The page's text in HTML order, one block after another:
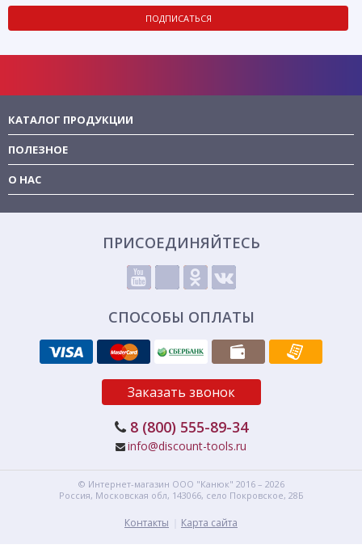
ПОДПИСАТЬСЯ
КАТАЛОГ ПРОДУКЦИИ
ПОЛЕЗНОЕ
О НАС
ПРИСОЕДИНЯЙТЕСЬ
СПОСОБЫ ОПЛАТЫ
Заказать звонок
8 (800) 555-89-34
info@discount-tools.ru
© Интернет-магазин ООО "Канюк" 2016 – 2026
Россия, Московская обл, 143066, село Покровское, 28Б
Контакты Карта сайта